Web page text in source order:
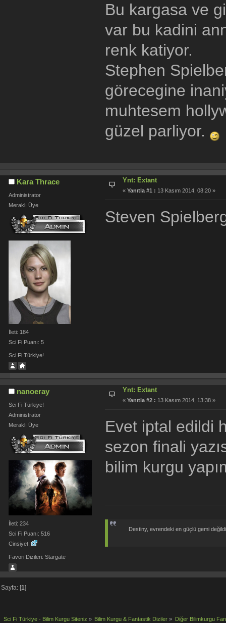
Bu kargasa ve
var bu kadini
renk katiyor.
Stephen
görecegine
muhtesem
güzel parliyor.
Kara Thrace
Administrator
Meraklı Üye
İleti: 184
Sci Fi Puanı: 5
Sci Fi Türkiye!
Ynt: Extant
« Yanıtla #1 : 13 Kasım 2014, 08:20 »
Steven
nanoeray
Sci Fi Türkiye!
Administrator
Meraklı Üye
İleti: 234
Sci Fi Puanı: 516
Cinsiyet:
Favori Dizileri: Stargate
Ynt: Extant
« Yanıtla #2 : 13 Kasım 2014, 13:38 »
Evet iptal edildi
sezon finali
bilim kurgu
Destiny, evrendeki en güçlü gemi
Sayfa: [1]
Sci Fi Türkiye - Bilim Kurgu Siteniz » Bilim Kurgu & Fantastik Diziler » Diğer Bilimkurgu